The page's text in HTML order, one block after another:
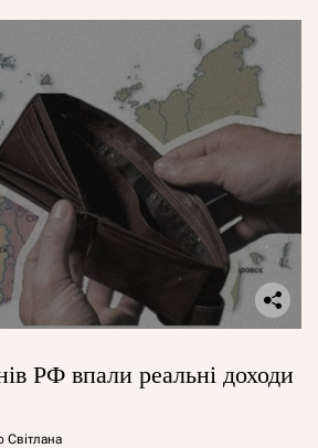
РФ впали реальні доходи
Світлана